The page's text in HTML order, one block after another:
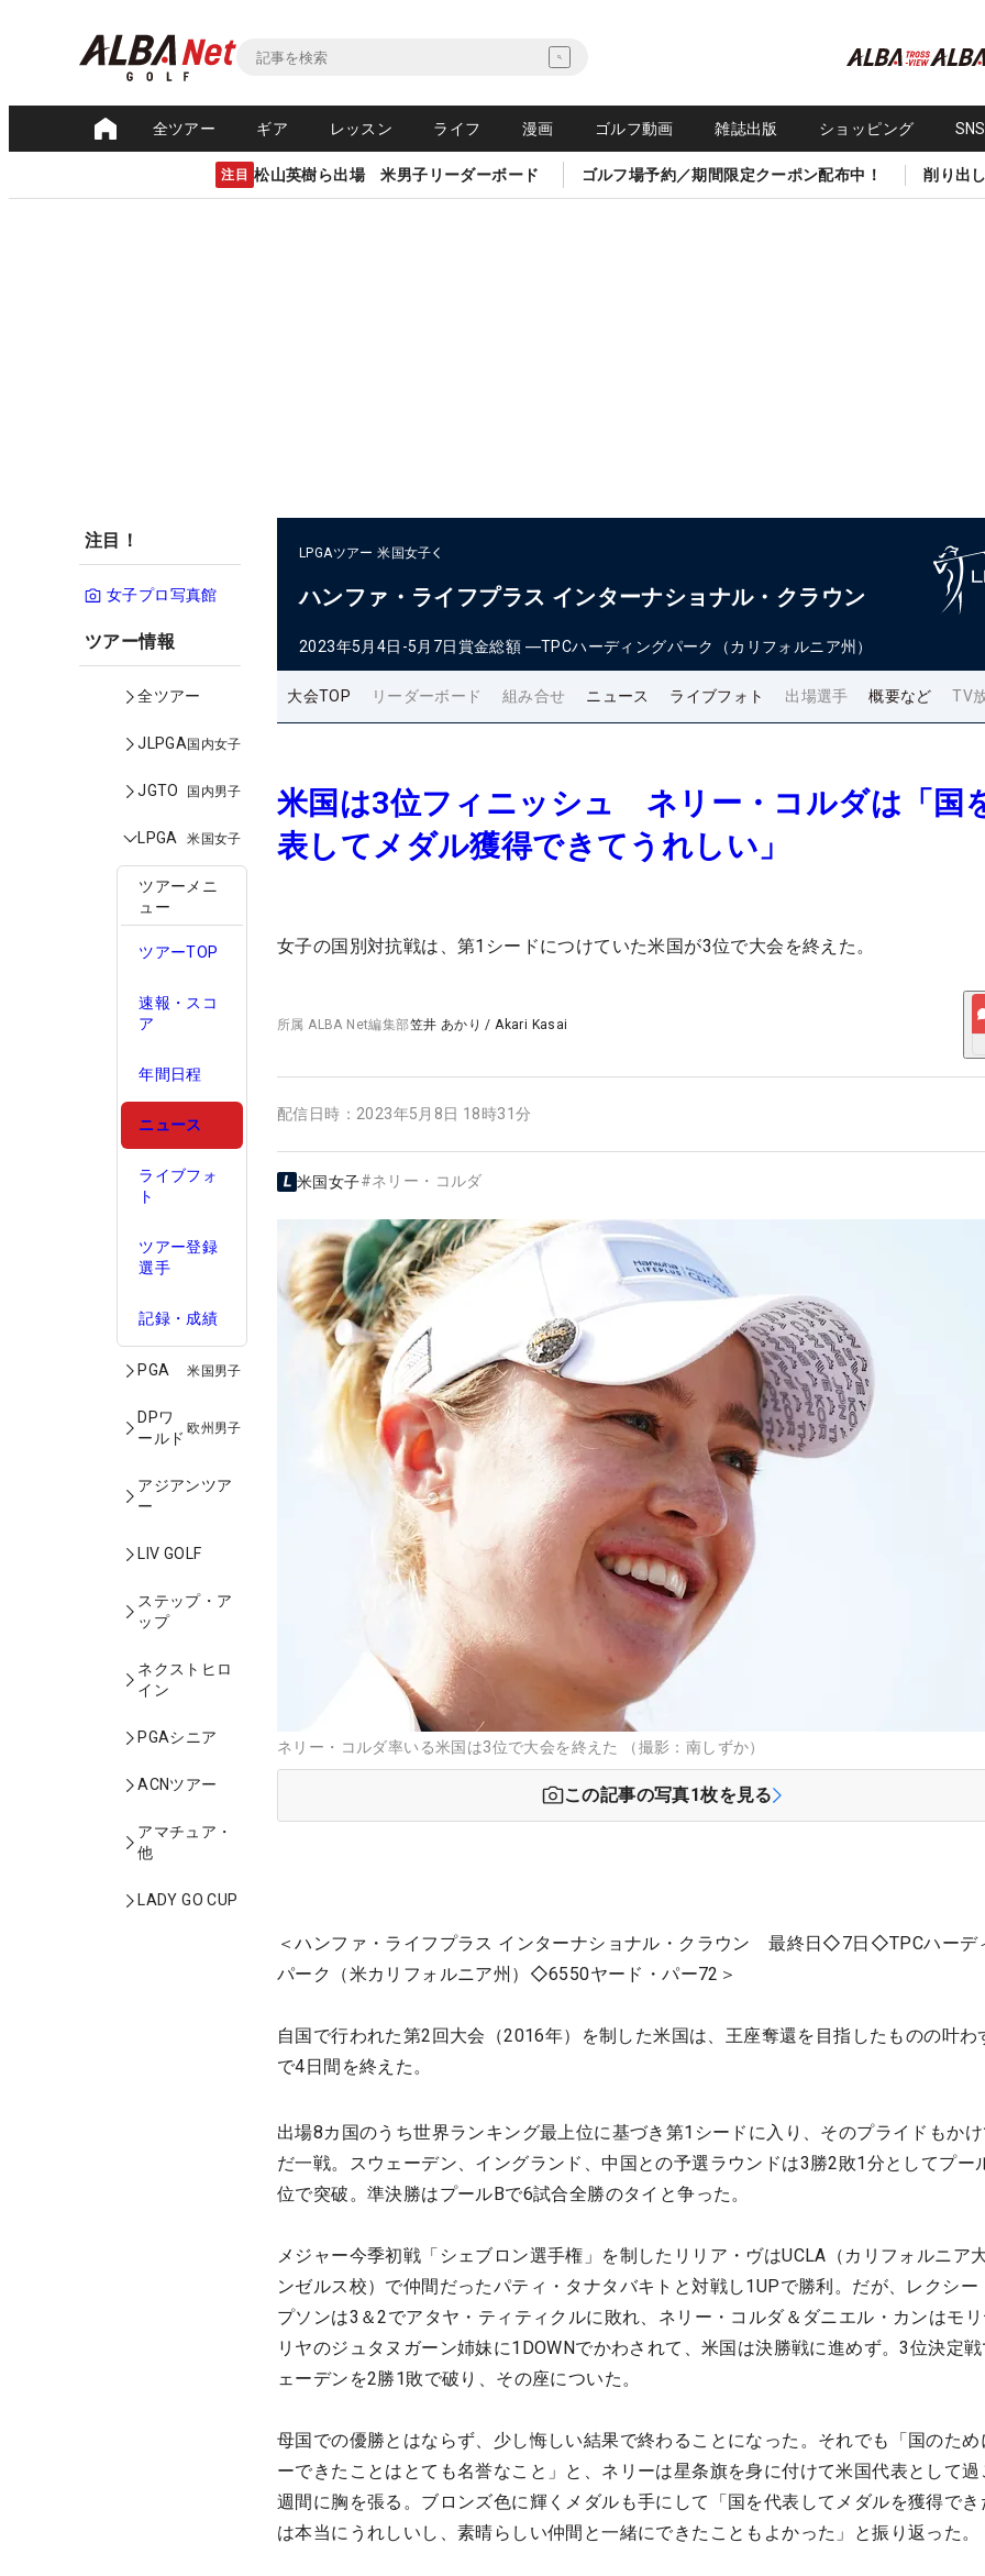
全ツアー ギア レッスン ライフ 漫画 ゴルフ動画 雑誌出版 ショッピング
注目 松山英樹ら出場 米男子リーダーボード ゴルフ場予約／期間限定クーポン配布中！ 削り出
注目！
女子プロ写真館
ツアー情報
全ツアー
JLPGA国内女子
JGTO 国内男子
LPGA 米国女子
ツアーメニ
ュー
ツアーTOP
速報・スコ
ア
年間日程
ニュース
ライブフォ
ト
ツアー登録
選手
記録・成績
PGA 米国男子
DPワ
ールド
欧州男子
アジアンツア
ー
LIV GOLF
ステップ・ア
ップ
ネクストヒロ
イン
PGAシニア
ACNツアー
アマチュア・
他
LADY GO CUP
LPGAツアー 米国女子
ハンファ・ライフプラス インターナショナル・クラウン
2023年5月4日-5月7日賞金総額 ―TPCハーディングパーク（カリフォルニア州）
大会TOP リーダーボード 組み合せ ニュース ライブフォト 出場選手 概要など TV
米国は3位フィニッシュ ネリー・コルダは「国
表してメダル獲得できてうれしい」
女子の国別対抗戦は、第1シードにつけていた米国が3位で大会を終えた。
所属ALBA Net編集部笠井 あかり /Akari Kasai
配信日時： 2023年5月8日 18時31分
米国女子#ネリー・コルダ
ネリー・コルダ率いる米国は3位で大会を終えた （撮影：南しずか）
この記事の写真1枚を見る
＜ハンファ・ライフプラス インターナショナル・クラウン 最終日◇7日◇TPCハーデ
パーク（米カリフォルニア州）◇6550ヤード・パー72＞
自国で行われた第2回大会（2016年）を制した米国は、王座奪還を目指したものの叶わ
で4日間を終えた。
出場8カ国のうち世界ランキング最上位に基づき第1シードに入り、そのプライドもか
だ一戦。スウェーデン、イングランド、中国との予選ラウンドは3勝2敗1分としてプー
位で突破。準決勝はプールBで6試合全勝のタイと争った。
メジャー今季初戦「シェブロン選手権」を制したリリア・ヴはUCLA（カリフォルニア
ンゼルス校）で仲間だったパティ・タナタバキトと対戦し1UPで勝利。だが、レクシー
プソンは3＆2でアタヤ・ティティクルに敗れ、ネリー・コルダ＆ダニエル・カンはモ
リヤのジュタヌガーン姉妹に1DOWNでかわされて、米国は決勝戦に進めず。3位決定
ェーデンを2勝1敗で破り、その座についた。
母国での優勝とはならず、少し悔しい結果で終わることになった。それでも「国のため
ーできたことはとても名誉なこと」と、ネリーは星条旗を身に付けて米国代表として
週間に胸を張る。ブロンズ色に輝くメダルも手にして「国を代表してメダルを獲得でき
は本当にうれしいし、素晴らしい仲間と一緒にできたこともよかった」と振り返った。